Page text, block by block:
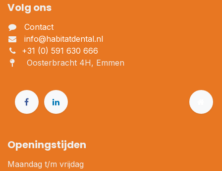
Volg ons
Contact
info@habitatdental.nl
+31 (0) 591 630 666
Oosterbracht 4H, Emmen
Openingstijden
Maandag t/m vrijdag